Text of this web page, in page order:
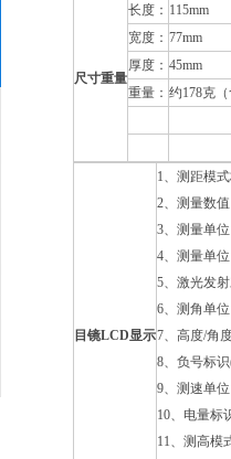
尺寸重量
长度： 115mm
宽度： 77mm
厚度： 45mm
重量： 约178克
目镜LCD显示
1、测距模
2、测量数
3、测量单
4、测量单
5、激光发
6、测角单
7、高度/角
8、负号标
9、测速单位
10、电量标
11、测高模